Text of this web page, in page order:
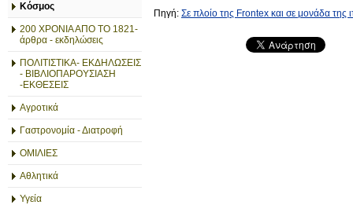
Κόσμος
200 ΧΡΟΝΙΑ ΑΠΟ ΤΟ 1821-
άρθρα - εκδηλώσεις
ΠΟΛΙΤΙΣΤΙΚΑ- ΕΚΔΗΛΩΣΕΙΣ
- ΒΙΒΛΙΟΠΑΡΟΥΣΙΑΣΗ
-ΕΚΘΕΣΕΙΣ
Αγροτικά
Γαστρονομία - Διατροφή
ΟΜΙΛΙΕΣ
Αθλητικά
Υγεία
Πηγή: Σε πλοίο της Frontex και σε μονάδα της